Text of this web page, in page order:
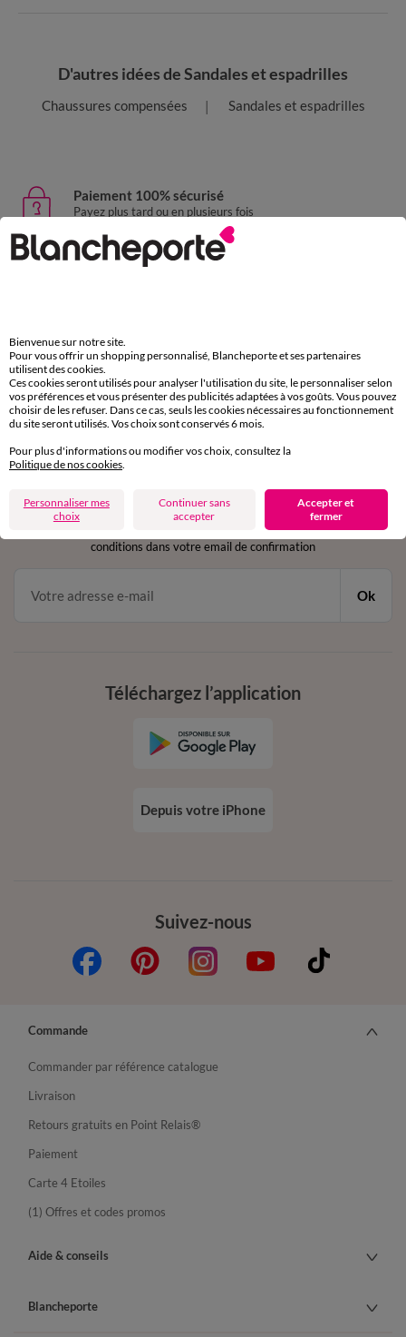
D'autres idées de Sandales et espadrilles
Chaussures compensées Sandales et espadrilles
Paiement 100% sécurisé
Payez plus tard ou en plusieurs fois
Livraison express
sous 30 jours avec Mondial Relay uniquement
Service clients
par chat et par téléphone
de 8h00 à 20h00 du lundi au samedi
en vous inscrivant à la newsletter
conditions dans votre email de confirmation
Ok
Suivez-nous
Téléchargez l’application
Depuis votre iPhone
Commande
Commander par référence catalogue
Livraison
Retours gratuits en Point Relais®
Paiement
Carte 4 Etoiles
(1) Offres et codes promos
Aide & conseils
Blancheporte
Bienvenue sur notre site.
Pour vous offrir un shopping personnalisé, Blancheporte et ses partenaires
utilisent des cookies.
Ces cookies seront utilisés pour analyser l'utilisation du site, le personnaliser selon
vos préférences et vous présenter des publicités adaptées à vos goûts. Vous pouvez
choisir de les refuser. Dans ce cas, seuls les cookies nécessaires au fonctionnement
du site seront utilisés. Vos choix sont conservés 6 mois.
Pour plus d'informations ou modifier vos choix, consultez la
Politique de nos cookies
Personnaliser mes
choix
Continuer sans
accepter
Accepter et
fermer